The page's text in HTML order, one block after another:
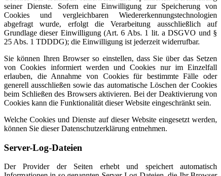
seiner Dienste. Sofern eine Einwilligung zur Speicherung von
Cookies und vergleichbaren Wiedererkennungstechnologien
abgefragt wurde, erfolgt die Verarbeitung ausschließlich auf
Grundlage dieser Einwilligung (Art. 6 Abs. 1 lit. a DSGVO und §
25 Abs. 1 TDDDG); die Einwilligung ist jederzeit widerrufbar.
Sie können Ihren Browser so einstellen, dass Sie über das Setzen
von Cookies informiert werden und Cookies nur im Einzelfall
erlauben, die Annahme von Cookies für bestimmte Fälle oder
generell ausschließen sowie das automatische Löschen der Cookies
beim Schließen des Browsers aktivieren. Bei der Deaktivierung von
Cookies kann die Funktionalität dieser Website eingeschränkt sein.
Welche Cookies und Dienste auf dieser Website eingesetzt werden,
können Sie dieser Datenschutzerklärung entnehmen.
Server-Log-Dateien
Der Provider der Seiten erhebt und speichert automatisch